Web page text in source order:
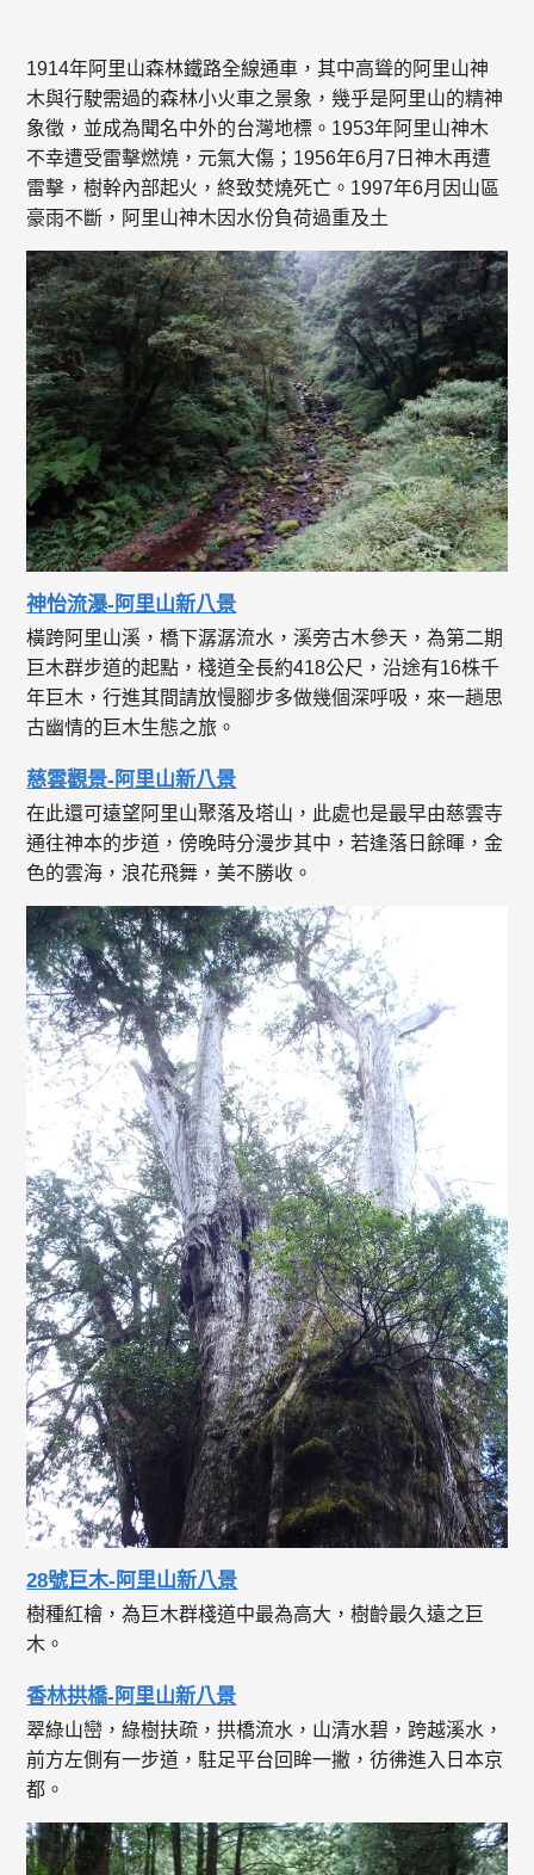
1914年阿里山森林鐵路全線通車，其中高聳的阿里山神
木與行駛需過的森林小火車之景象，幾乎是阿里山的精神
象徵，並成為聞名中外的台灣地標。1953年阿里山神木
不幸遭受雷擊燃燒，元氣大傷；1956年6月7日神木再遭
雷擊，樹幹內部起火，終致焚燒死亡。1997年6月因山區
豪雨不斷，阿里山神木因水份負荷過重及土
神怡流瀑-阿里山新八景
橫跨阿里山溪，橋下潺潺流水，溪旁古木參天，為第二期
巨木群步道的起點，棧道全長約418公尺，沿途有16株千
年巨木，行進其間請放慢腳步多做幾個深呼吸，來一趟思
古幽情的巨木生態之旅。
慈雲觀景-阿里山新八景
在此還可遠望阿里山聚落及塔山，此處也是最早由慈雲寺
通往神本的步道，傍晚時分漫步其中，若逢落日餘暉，金
色的雲海，浪花飛舞，美不勝收。
28號巨木-阿里山新八景
樹種紅檜，為巨木群棧道中最為高大，樹齡最久遠之巨
木。
香林拱橋-阿里山新八景
翠綠山巒，綠樹扶疏，拱橋流水，山清水碧，跨越溪水，
前方左側有一步道，駐足平台回眸一撇，彷彿進入日本京
都。